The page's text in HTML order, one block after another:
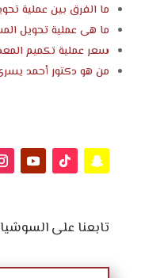
ما الفرق بين عملية
ما هى عملية تحويل
سعر عملية تكميم
من هو دكتور أحمد
تابعنا على